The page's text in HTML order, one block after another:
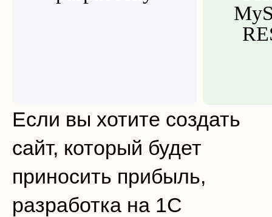
Если вы хотите создать
сайт, который будет
приносить прибыль,
разработка на 1С